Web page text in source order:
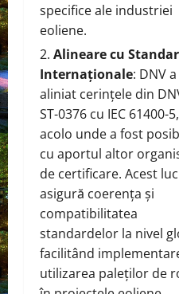
specifice ale industriei
eoliene.
Alineare cu
Internaționale: DNV a
aliniat cerințele din
ST-0376 cu IEC 61400-5,
acolo unde a fost
cu aportul altor
de certificare. Acest
asigură coerența și
compatibilitatea
standardelor la nivel
facilitând
utilizarea paleților de